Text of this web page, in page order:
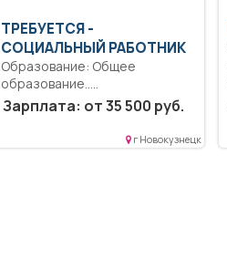
ТРЕБУЕТСЯ -
СОЦИАЛЬНЫЙ РАБОТНИК
Образование: Общее
образование..
Непосредственная помощь
получателям социальных
услуг,организационные,
координационные...
Зарплата: от 35 500 руб.
г Новокузнецк